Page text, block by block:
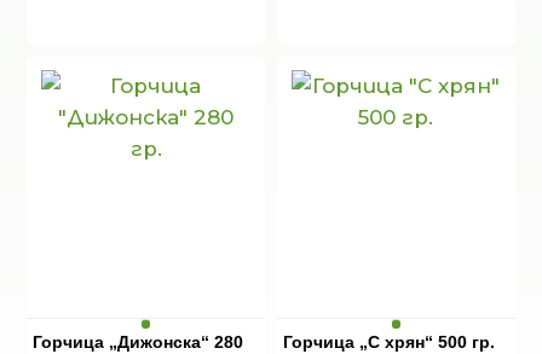
Горчица „Дижонска“ 280
Горчица „С хрян“ 500 гр.